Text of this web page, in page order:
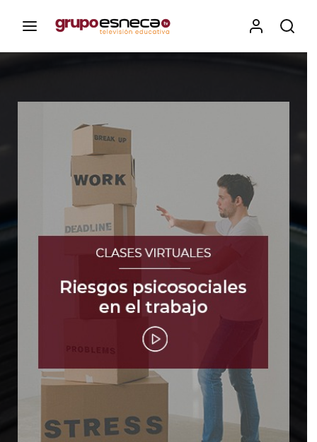
Esneca TV
Iniciar Sesión
Para iniciar sesión debes introducir el
mismo usuario y contraseña que utilizas
para acceder al campus virtual:
https://elcampusonline.com
ENTRAR